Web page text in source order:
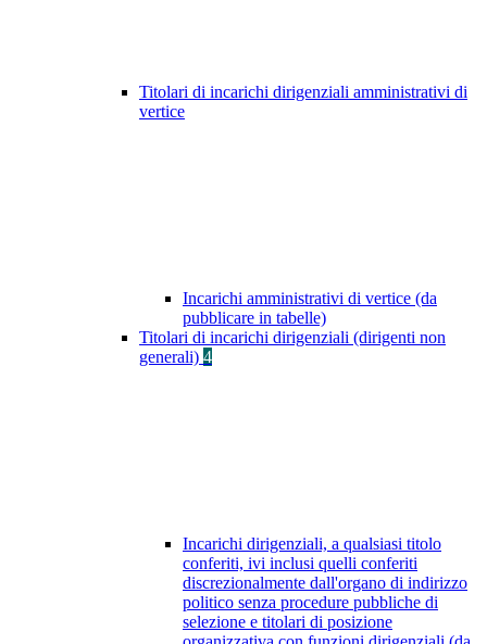
Titolari di incarichi dirigenziali amministrativi di
vertice
Incarichi amministrativi di vertice (da
pubblicare in tabelle)
Titolari di incarichi dirigenziali (dirigenti non
generali) 4
Incarichi dirigenziali, a qualsiasi titolo
conferiti, ivi inclusi quelli conferiti
discrezionalmente dall'organo di indirizzo
politico senza procedure pubbliche di
selezione e titolari di posizione